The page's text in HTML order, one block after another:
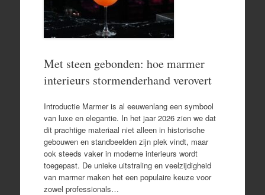
Met steen gebonden: hoe marmer
interieurs stormenderhand verovert
Introductie Marmer is al eeuwenlang een symbool
van luxe en elegantie. In het jaar 2026 zien we dat
dit prachtige materiaal niet alleen in historische
gebouwen en standbeelden zijn plek vindt, maar
ook steeds vaker in moderne interieurs wordt
toegepast. De unieke uitstraling en veelzijdigheid
van marmer maken het een populaire keuze voor
zowel professionals…